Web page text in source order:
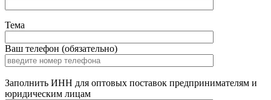
Тема
Ваш телефон (обязательно)
Заполнить ИНН для оптовых поставок предпринимателям и
юридическим лицам